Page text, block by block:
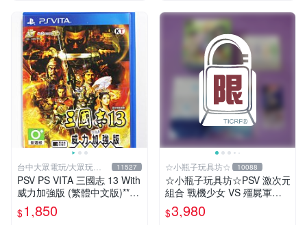
台中大眾電玩/大眾玩具
店
11527
PSV PS VITA 三國志 13 With
威力加強版 (繁體中文版)**
(二手商品)【台中大眾電玩】
$1,850
☆小瓶子玩具坊☆ 10088
☆小瓶子玩具坊☆PSV 激次元
組合 戰機少女 VS 殭屍軍團 a
nimate 店舖特典 限定版(日
版)+特典--CD
$3,980